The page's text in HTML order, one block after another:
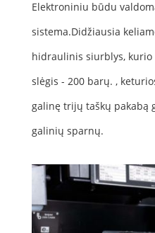
Elektroniniu būdu
sistema.Didžiausia
hidraulinis siurblys, kurio
slėgis - 200 barų. ,
galinę trijų taškų pakabą
galinių sparnų.